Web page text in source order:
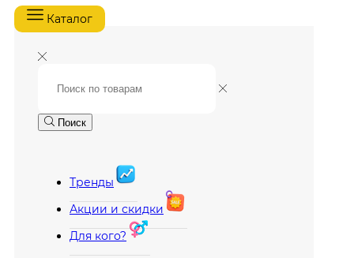
Каталог
Поиск
Тренды
Акции и скидки
Для кого?